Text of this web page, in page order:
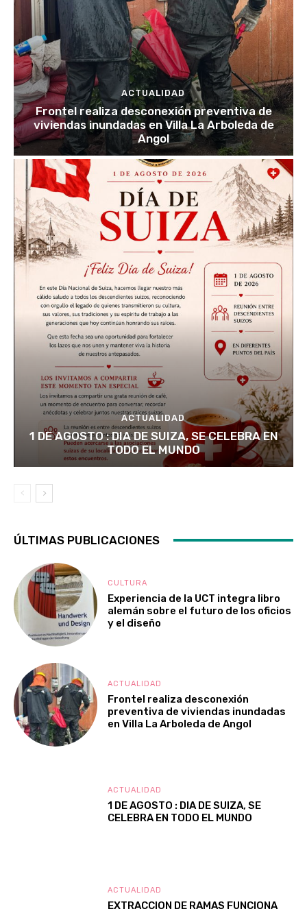
ACTUALIDAD
Frontel realiza desconexión preventiva de
viviendas inundadas en Villa La Arboleda de
Angol
ACTUALIDAD
1 DE AGOSTO : DIA DE SUIZA, SE CELEBRA EN
TODO EL MUNDO
ÚLTIMAS PUBLICACIONES
CULTURA
Experiencia de la UCT integra libro
alemán sobre el futuro de los oficios
y el diseño
ACTUALIDAD
Frontel realiza desconexión
preventiva de viviendas inundadas
en Villa La Arboleda de Angol
ACTUALIDAD
1 DE AGOSTO : DIA DE SUIZA, SE
CELEBRA EN TODO EL MUNDO
ACTUALIDAD
EXTRACCION DE RAMAS FUNCIONA